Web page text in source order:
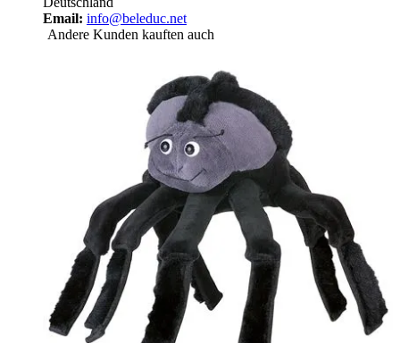
Email: info@beleduc.net
Andere Kunden kauften auch